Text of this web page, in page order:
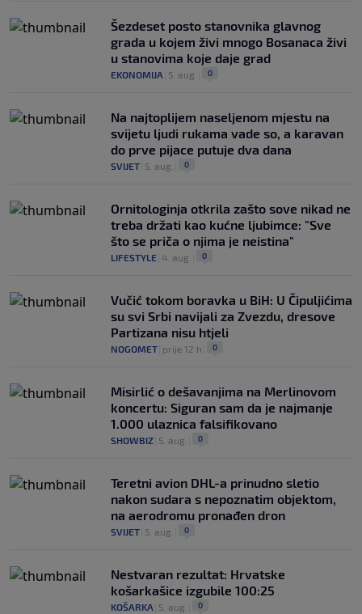
Šezdeset posto stanovnika glavnog
grada u kojem živi mnogo Bosanaca živi
u stanovima koje daje grad
EKONOMIJA 5. aug. 0
Na najtoplijem naseljenom mjestu na
svijetu ljudi rukama vade so, a karavan
do prve pijace putuje dva dana
SVIJET 5. aug. 0
Ornitologinja otkrila zašto sove nikad ne
treba držati kao kućne ljubimce: "Sve
što se priča o njima je neistina"
LIFESTYLE 4. aug. 0
Vučić tokom boravka u BiH: U Čipuljićima
su svi Srbi navijali za Zvezdu, dresove
Partizana nisu htjeli
NOGOMET prije 12 h 0
Misirlić o dešavanjima na Merlinovom
koncertu: Siguran sam da je najmanje
1.000 ulaznica falsifikovano
SHOWBIZ 5. aug. 0
Teretni avion DHL-a prinudno sletio
nakon sudara s nepoznatim objektom,
na aerodromu pronađen dron
SVIJET 5. aug. 0
Nestvaran rezultat: Hrvatske
košarkašice izgubile 100:25
KOŠARKA 5. aug. 0